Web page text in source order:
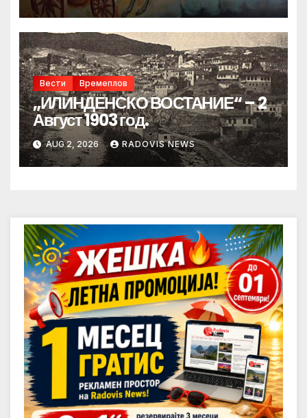
Вести Времеплов
„ИЛИНДЕНСКО ВОСТАНИЕ“ – 2
Август 1903 год.
AUG 2, 2026 RADOVIS NEWS